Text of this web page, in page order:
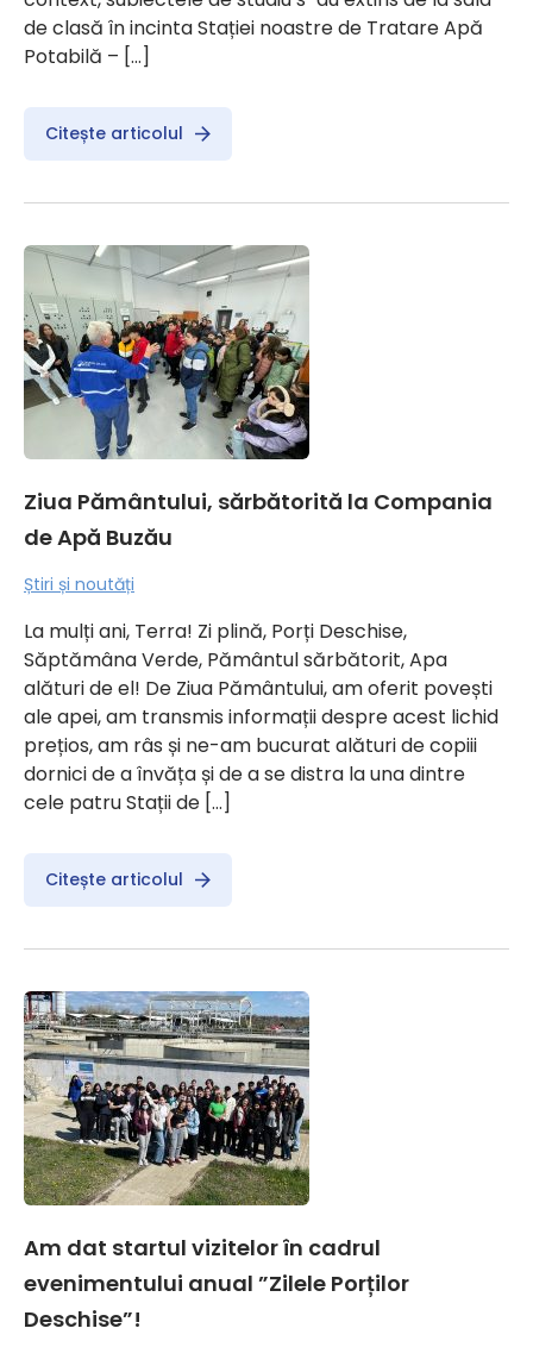
de clasă în incinta Stației noastre de Tratare Apă
Potabilă – […]
Citește articolul
Ziua Pământului, sărbătorită la Compania
de Apă Buzău
Știri și noutăți
La mulți ani, Terra! Zi plină, Porți Deschise,
Săptămâna Verde, Pământul sărbătorit, Apa
alături de el! De Ziua Pământului, am oferit povești
ale apei, am transmis informații despre acest lichid
prețios, am râs și ne-am bucurat alături de copiii
dornici de a învăța și de a se distra la una dintre
cele patru Stații de […]
Citește articolul
Am dat startul vizitelor în cadrul
evenimentului anual ”Zilele Porților
Deschise”!